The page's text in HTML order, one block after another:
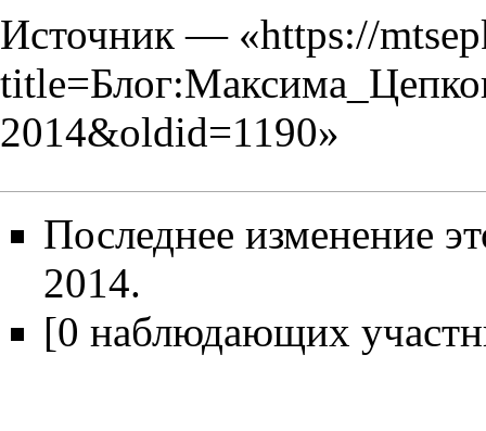
Источник — «https://
2014&oldid=1190»
Последнее изменение
2014.
[0 наблюдающих